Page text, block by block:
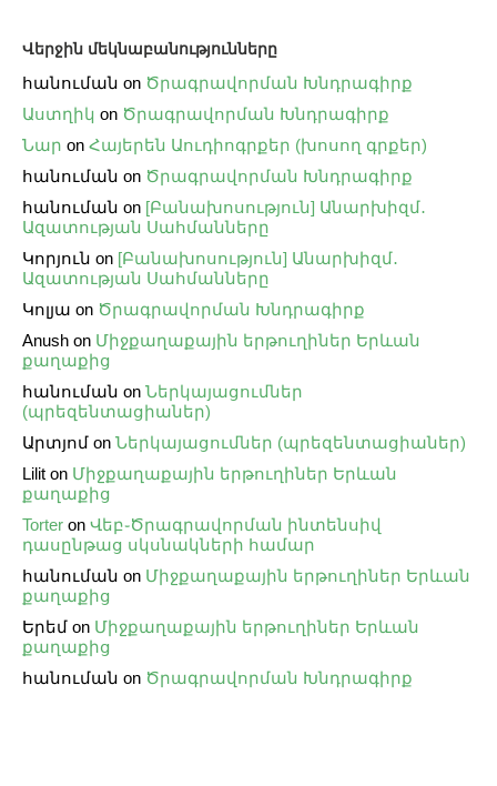
Վերջին մեկնաբանությունները
հանուման on Ծրագրավորման Խնդրագիրք
Աստղիկ on Ծրագրավորման Խնդրագիրք
Նար on Հայերեն Աուդիոգրքեր (խոսող գրքեր)
հանուման on Ծրագրավորման Խնդրագիրք
հանուման on [Բանախոսություն] Անարխիզմ․
Ազատության Սահմանները
Կորյուն on [Բանախոսություն] Անարխիզմ․
Ազատության Սահմանները
Կոլյա on Ծրագրավորման Խնդրագիրք
Anush on Միջքաղաքային երթուղիներ Երևան
քաղաքից
հանուման on Ներկայացումներ
(պրեզենտացիաներ)
Արտյոմ on Ներկայացումներ (պրեզենտացիաներ)
Lilit on Միջքաղաքային երթուղիներ Երևան
քաղաքից
Torter on Վեբ֊Ծրագրավորման ինտենսիվ
դասընթաց սկսնակների համար
հանուման on Միջքաղաքային երթուղիներ Երևան
քաղաքից
Երեմ on Միջքաղաքային երթուղիներ Երևան
քաղաքից
հանուման on Ծրագրավորման Խնդրագիրք